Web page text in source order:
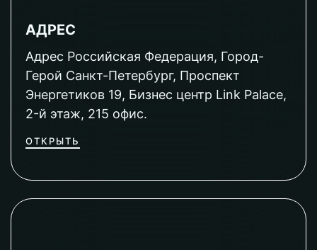
АДРЕС
Адрес Российская Федерация, Город-
Герой Санкт-Петербург, Проспект
Энергетиков 19, Бизнес центр Link Palace,
2-й этаж, 215 офис.
ОТКРЫТЬ